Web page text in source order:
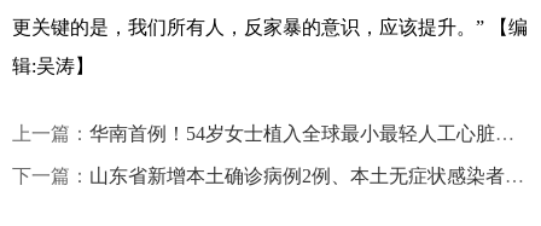
更关键的是，我们所有人，反家暴的意识，应该提升。”
【编
辑:吴涛】
上一篇： 华南首例！54岁女士植入全球最小最轻人工心脏两月
下一篇： 山东省新增本土确诊病例2例、本土无症状感染者25例